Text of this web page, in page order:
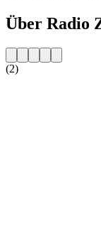
Über Radio
(2)